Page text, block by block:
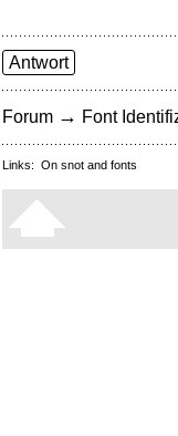
Antwort
Forum → Font
Links: On snot and fonts